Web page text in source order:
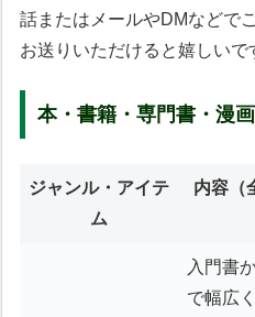
話またはメールやDMなどで
お送りいただけると嬉しいで
本・書籍・専門書・漫
ジャンル・アイテ
ム
内容（
入門書
で幅広